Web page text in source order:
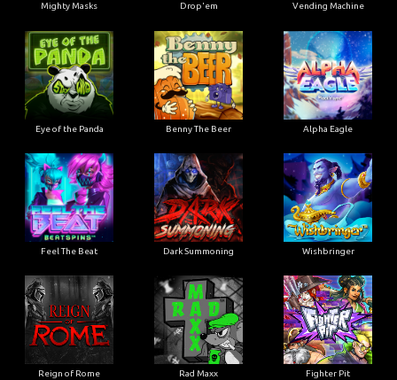
Mighty Masks Drop'em Vending Machine
Eye of the Panda Benny The Beer Alpha Eagle
Feel The Beat Dark Summoning Wishbringer
Reign of Rome Rad Maxx Fighter Pit